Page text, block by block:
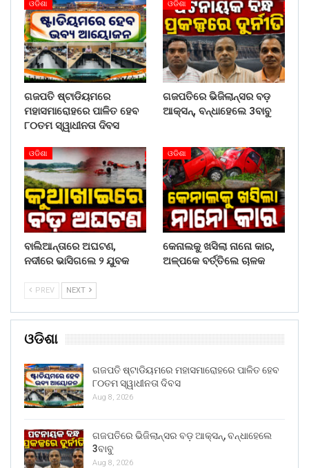
ଓଡିଶା
ଗଜପତି ଷ୍ଟାଡିୟମରେ
ମହାସମାରୋହରେ ପାଳିତ ହେବ
୮୦ତମ ସ୍ୱାଧୀନତା ଦିବସ
ଓଡିଶା
ଗଜପତିରେ ଭିଜିଲାନ୍ସର ବଡ଼
ଆକ୍ସନ୍, ବନ୍ଧାହେଲେ 3ବାବୁ
ଓଡିଶା
ବାଲିଆନ୍ତାରେ ଅଘଟଣ,
ନଦୀରେ ଭାସିଗଲେ ୨ ଯୁବକ
ଓଡିଶା
କେନାଲକୁ ଖସିଲା ନାନୋ କାର,
ଅଳ୍ପକେ ବର୍ତ୍ତିଲେ ଚାଳକ
PREV NEXT
ଓଡିଶା
ଗଜପତି ଷ୍ଟାଡିୟମରେ ମହାସମାରୋହରେ ପାଳିତ ହେବ
୮୦ତମ ସ୍ୱାଧୀନତା ଦିବସ
Aug 8, 2026
ଗଜପତିରେ ଭିଜିଲାନ୍ସର ବଡ଼ ଆକ୍ସନ୍, ବନ୍ଧାହେଲେ
3ବାବୁ
Aug 8, 2026